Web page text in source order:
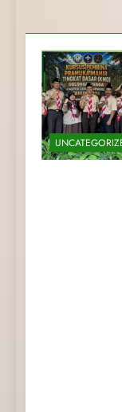
dan
Pramuka
Kepedulian